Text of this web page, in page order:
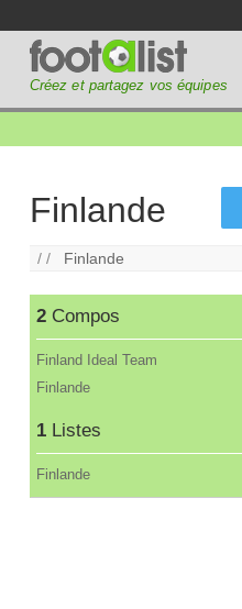
Créez et partagez vos équipes
Finlande
/ / Finlande
2 Compos
Finland Ideal Team
Finlande
1 Listes
Finlande